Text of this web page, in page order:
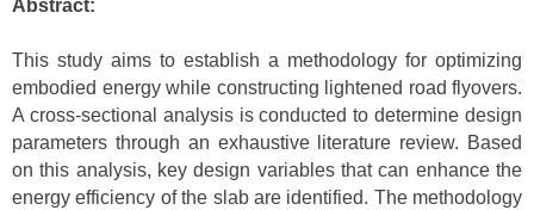
Abstract:
This study aims to establish a methodology for optimizing
embodied energy while constructing lightened road flyovers.
A cross-sectional analysis is conducted to determine design
parameters through an exhaustive literature review. Based
on this analysis, key design variables that can enhance the
energy efficiency of the slab are identified. The methodology